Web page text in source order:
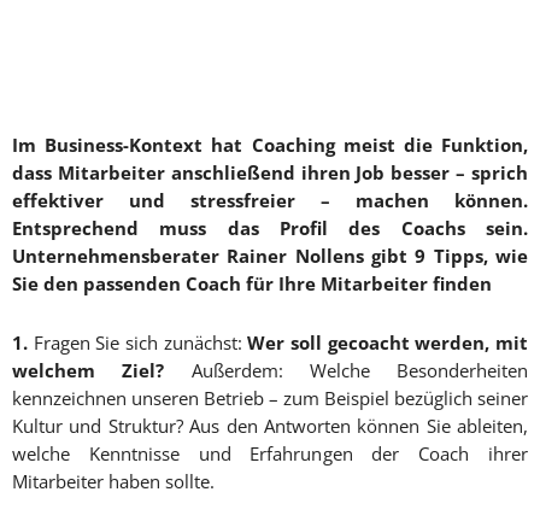
Im Business-Kontext hat Coaching meist die Funktion,
dass Mitarbeiter anschließend ihren Job besser – sprich
effektiver und stressfreier – machen können.
Entsprechend muss das Profil des Coachs sein.
Unternehmensberater Rainer Nollens gibt 9 Tipps, wie
Sie den passenden Coach für Ihre Mitarbeiter finden
1. Fragen Sie sich zunächst:Wer soll gecoacht werden, mit
welchem Ziel? Außerdem: Welche Besonderheiten
kennzeichnen unseren Betrieb – zum Beispiel bezüglich seiner
Kultur und Struktur? Aus den Antworten können Sie ableiten,
welche Kenntnisse und Erfahrungen der Coach ihrer
Mitarbeiter haben sollte.